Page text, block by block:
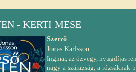
- KERTI MESE
Szerző
Jonas Karlsson
Ingmar, az özvegy, nyugdíjas
nagy a szárazság, a